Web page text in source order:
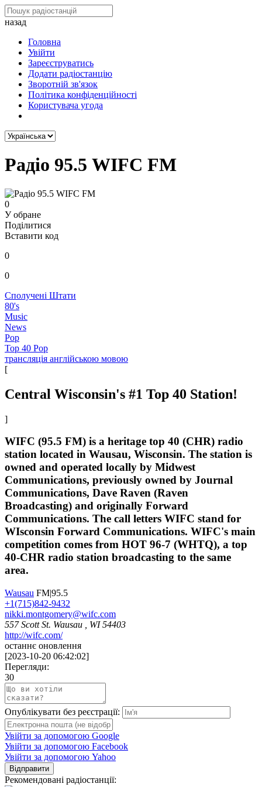
назад
Головна
Увійти
Зареєструватись
Додати радіостанцію
Зворотній зв'язок
Політика конфіденційності
Користувача угода
Радіо 95.5 WIFC FM
0
У обране
Поділитися
Вставити код
0
0
Сполучені Штати
80's
Music
News
Pop
Top 40 Pop
трансляція англійською мовою
[
Central Wisconsin's #1 Top 40 Station!
]
WIFC (95.5 FM) is a heritage top 40 (CHR) radio
station located in Wausau, Wisconsin. The station is
owned and operated locally by Midwest
Communications, previously owned by Journal
Communications, Dave Raven (Raven
Broadcasting) and originally Forward
Communications. The call letters WIFC stand for
WIsconsin Forward Communications. WIFC's main
competition comes from HOT 96-7 (WHTQ), a top
40-CHR radio station broadcasting to the same
area.
Wausau FM|95.5
+1(715)842-9432
nikki.montgomery@wifc.com
557 Scott St. Wausau , WI 54403
http://wifc.com/
останнє оновлення
[2023-10-20 06:42:02]
Перегляди:
30
Опублікувати без реєстрації:
Увійти за допомогою Google
Увійти за допомогою Facebook
Увійти за допомогою Yahoo
Відправити
Рекомендовані радіостанції: